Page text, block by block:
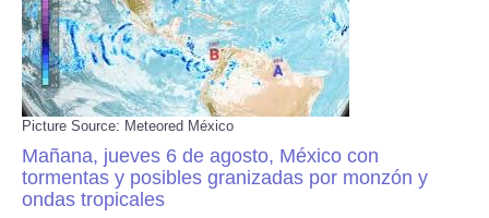
Picture Source: Meteored México
Mañana, jueves 6 de agosto, México con
tormentas y posibles granizadas por monzón y
ondas tropicales